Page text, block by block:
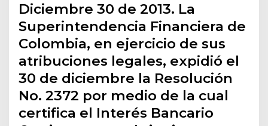
Diciembre 30 de 2013. La
Superintendencia Financiera de
Colombia, en ejercicio de sus
atribuciones legales, expidió el
30 de diciembre la Resolución
No. 2372 por medio de la cual
certifica el Interés Bancario